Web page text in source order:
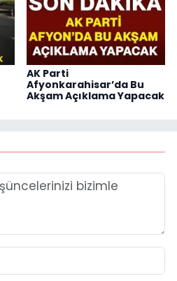
AK Parti
Afyonkarahisar’da Bu
Akşam Açıklama Yapacak